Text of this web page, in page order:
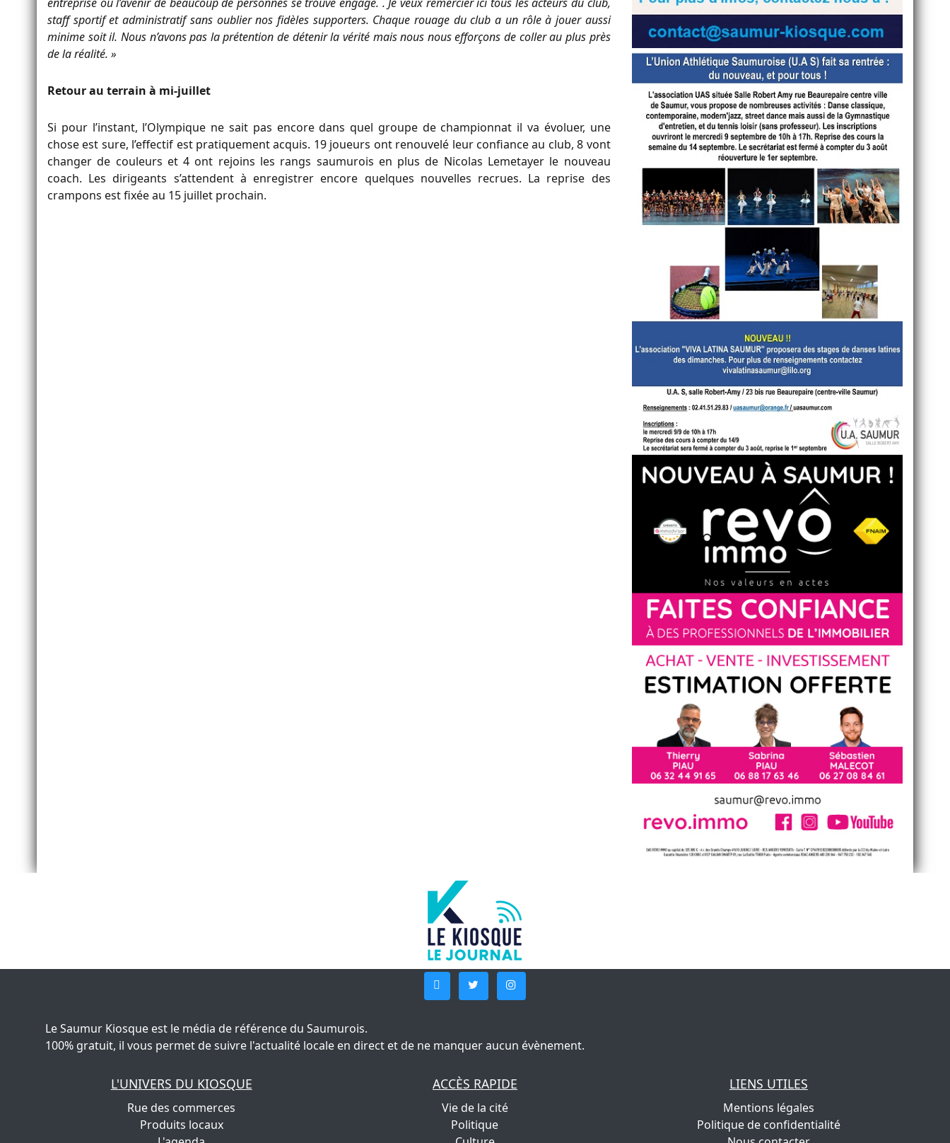
staff sportif et administratif sans oublier nos fidèles supporters. Chaque rouage du club a un rôle à jouer aussi
minime soit il. Nous n’avons pas la prétention de détenir la vérité mais nous nous efforçons de coller au plus près
de la réalité. »
Retour au terrain à mi-juillet
Si pour l’instant, l’Olympique ne sait pas encore dans quel groupe de championnat il va évoluer, une
chose est sure, l’effectif est pratiquement acquis. 19 joueurs ont renouvelé leur confiance au club, 8 vont
changer de couleurs et 4 ont rejoins les rangs saumurois en plus de Nicolas Lemetayer le nouveau
coach. Les dirigeants s’attendent à enregistrer encore quelques nouvelles recrues. La reprise des
crampons est fixée au 15 juillet prochain.
Le Saumur Kiosque est le média de référence du Saumurois.
100% gratuit, il vous permet de suivre l'actualité locale en direct et de ne manquer aucun évènement.
L'UNIVERS DU KIOSQUE
Rue des commerces
Produits locaux
ACCÈS RAPIDE
Vie de la cité
Politique
LIENS UTILES
Mentions légales
Politique de confidentialité